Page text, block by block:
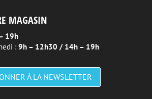
MAGASIN
19h
: 9h – 12h30 / 14h – 19h
À LA NEWSLETTER